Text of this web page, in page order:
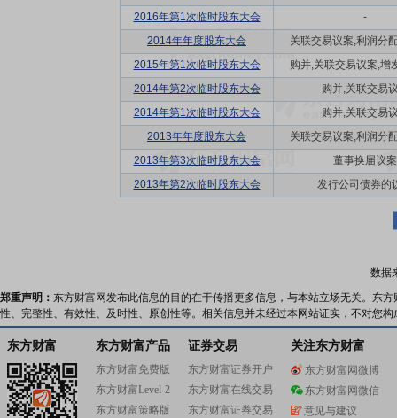
2016年第1次临时股东大会
-
2014年年度股东大会
关联交易议案,利润分
2015年第1次临时股东大会
购并,关联交易议案,增
2014年第2次临时股东大会
购并,关联交易
2014年第1次临时股东大会
购并,关联交易
2013年年度股东大会
关联交易议案,利润分
2013年第3次临时股东大会
董事换届议案
2013年第2次临时股东大会
发行公司债券的
数据
郑重声明： 东方财富网发布此信息的目的在于传播更多信息，与本站立场无关。东
性、完整性、有效性、及时性、原创性等。相关信息并未经过本网站证实，不对您
东方财富 东方财富产品
东方财富免费版
东方财富Level-2
东方财富策略版
证券交易
东方财富证券开户
东方财富在线交易
东方财富证券交易
关注东方财富
东方财富网微博
东方财富网微信
意见与建议